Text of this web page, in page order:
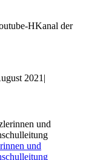
HKanal der
2021 |
und